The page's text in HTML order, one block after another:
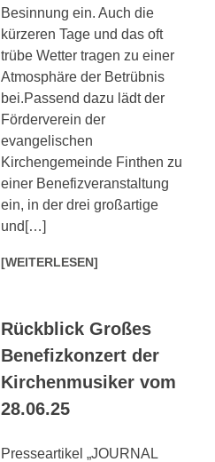
Besinnung ein. Auch die
kürzeren Tage und das oft
trübe Wetter tragen zu einer
Atmosphäre der Betrübnis
bei.Passend dazu lädt der
Förderverein der
evangelischen
Kirchengemeinde Finthen zu
einer Benefizveranstaltung
ein, in der drei großartige
und[…]
[WEITERLESEN]
Rückblick Großes
Benefizkonzert der
Kirchenmusiker vom
28.06.25
Presseartikel „JOURNAL